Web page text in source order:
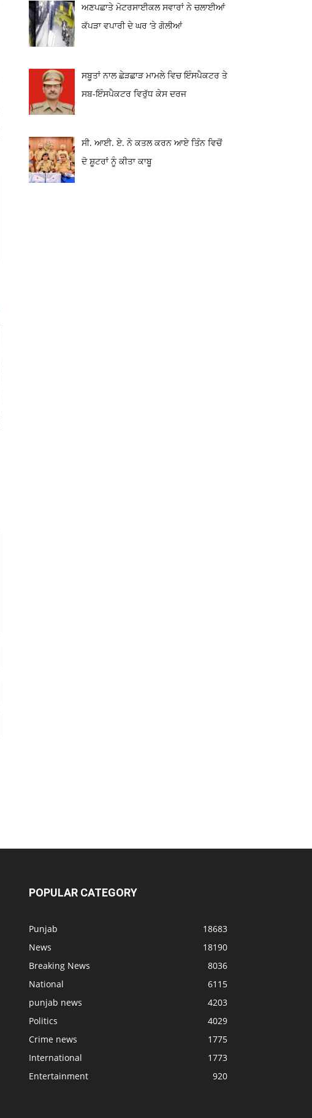
ਅਣਪਛਾਤੇ ਮੋਟਰਸਾਈਕਲ ਸਵਾਰਾਂ ਨੇ ਚਲਾਈਆਂ
ਕੱਪੜਾ ਵਪਾਰੀ ਦੇ ਘਰ ‘ਤੇ ਗੋਲੀਆਂ
ਸਬੂਤਾਂ ਨਾਲ ਛੇੜਛਾੜ ਮਾਮਲੇ ਵਿਚ ਇੰਸਪੈਕਟਰ ਤੇ
ਸਬ-ਇੰਸਪੈਕਟਰ ਵਿਰੁੱਧ ਕੇਸ ਦਰਜ
ਸੀ. ਆਈ. ਏ. ਨੇ ਕਤਲ ਕਰਨ ਆਏ ਤਿੰਨ ਵਿਚੋਂ
ਦੋ ਸ਼ੂਟਰਾਂ ਨੂੰ ਕੀਤਾ ਕਾਬੂ
POPULAR CATEGORY
Punjab
18683
News
18190
Breaking News
8036
National
6115
punjab news
4203
Politics
4029
Crime news
1775
International
1773
Entertainment
920